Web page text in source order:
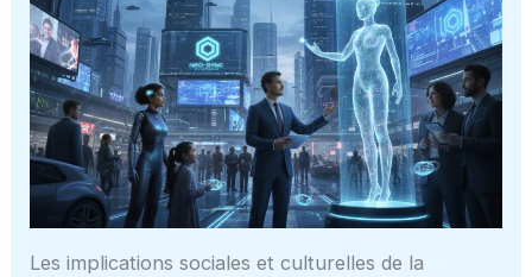
Les implications sociales et culturelles de la